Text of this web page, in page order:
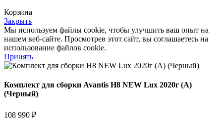
Корзина
Закрыть
Мы используем файлы cookie, чтобы улучшить ваш опыт на
нашем веб-сайте. Просмотрев этот сайт, вы соглашаетесь на
использование файлов cookie.
Принять
Комплект для сборки Avantis H8 NEW Lux 2020г (А)
(Черный)
108 990 ₽